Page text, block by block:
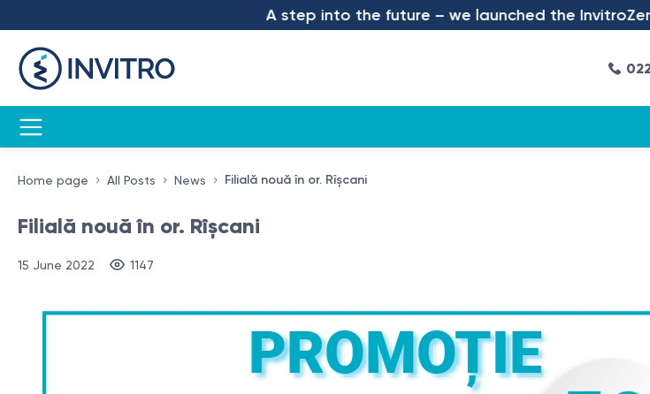
A step into the future – we launched the InvitroZen app!
Home page All Posts News Filială nouă în or. Rîșcani
Filială nouă în or. Rîșcani
15 June 2022 1147